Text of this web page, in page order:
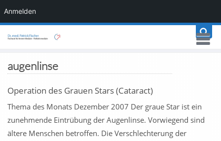
Anmelden
augenlinse
Operation des Grauen Stars (Cataract)
Thema des Monats Dezember 2007 Der graue Star ist ein
zunehmende Eintrübung der Augenlinse. Vorwiegend sind
ältere Menschen betroffen. Die Verschlechterung der